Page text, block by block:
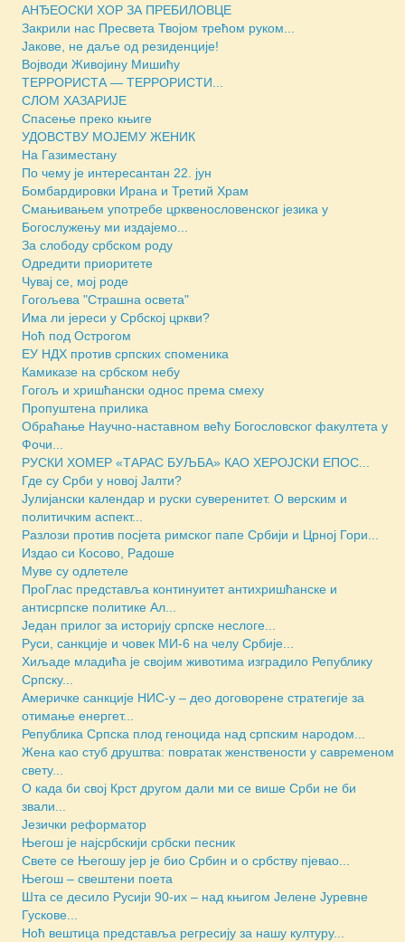
АНЂЕОСКИ ХОР ЗА ПРЕБИЛОВЦЕ
Закрили нас Пресвета Твојом трећом руком...
Јакове, не даље од резиденције!
Војводи Живојину Мишићу
ТЕРРОРИСТА — ТЕРРОРИСТИ...
СЛОМ ХАЗАРИЈЕ
Спасење преко књиге
УДОВСТВУ МОЈЕМУ ЖЕНИК
На Газиместану
По чему је интересантан 22. јун
Бомбардировки Ирана и Третий Храм
Смањивањем употребе црквенословенског језика у
Богослужењу ми издајемо...
За слободу србском роду
Одредити приоритете
Чувај се, мој роде
Гогољева "Страшна освета"
Има ли јереси у Србској цркви?
Ноћ под Острогом
ЕУ НДХ против српских споменика
Камиказе на србском небу
Гогољ и хришћански однос према смеху
Пропуштена прилика
Обраћање Научно-наставном већу Богословског факултета у
Фочи...
РУСКИ ХОМЕР «ТАРАС БУЉБА» КАО ХЕРОЈСКИ ЕПОС...
Где су Срби у новој Јалти?
Јулијански календар и руски суверенитет. О верским и
политичким аспект...
Разлози против посјета римског папе Србији и Црној Гори...
Издао си Косово, Радоше
Муве су одлетеле
ПроГлас представља континуитет антихришћанске и
антисрпске политике Ал...
Један прилог за историју српске неслоге...
Руси, санкције и човек МИ-6 на челу Србије...
Хиљаде младића је својим животима изградило Републику
Српску...
Америчкe санкције НИС-у – део договорене стратегије за
отимање енергет...
Репуб­ли­ка Српска плод геноцида над српским народом...
Жена као стуб друштва: повратак женствености у савременом
свету...
О када би свој Крст другом дали ми се више Срби не би
звали...
Језички реформатор
Његош је најсрбскији србски песник
Свете се Његошу јер је био Србин и о србству пјевао...
Његош – свештени поета
Шта се десило Русији 90-их – над књигом Јелене Јуревне
Гускове...
Ноћ вештица представља регресију за нашу културу...